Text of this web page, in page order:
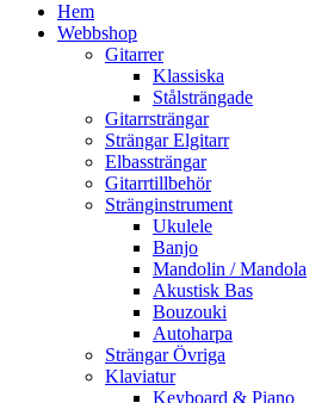
Hem
Webbshop
Gitarrer
Klassiska
Stålsträngade
Gitarrsträngar
Strängar Elgitarr
Elbassträngar
Gitarrtillbehör
Stränginstrument
Ukulele
Banjo
Mandolin / Mandola
Akustisk Bas
Bouzouki
Autoharpa
Strängar Övriga
Klaviatur
Keyboard & Piano